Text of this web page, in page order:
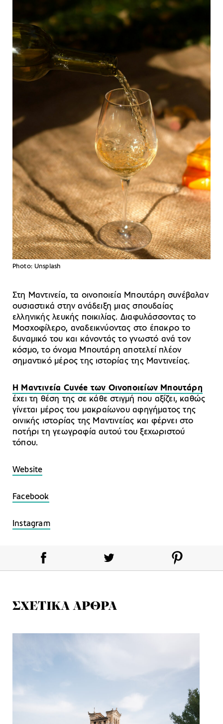
Photo: Unsplash
Στη Μαντινεία, τα οινοποιεία Μπουτάρη συνέβαλαν
ουσιαστικά στην ανάδειξη μιας σπουδαίας
ελληνικής λευκής ποικιλίας. Διαφυλάσσοντας το
Μοσχοφίλερο, αναδεικνύοντας στο έπακρο το
δυναμικό του και κάνοντάς το γνωστό ανά τον
κόσμο, το όνομα Μπουτάρη αποτελεί πλέον
σημαντικό μέρος της ιστορίας της Μαντινείας.
Η Μαντινεία Cuvée των Οινοποιείων Μπουτάρη
έχει τη θέση της σε κάθε στιγμή που αξίζει, καθώς
γίνεται μέρος του μακραίωνου αφηγήματος της
οινικής ιστορίας της Μαντινείας και φέρνει στο
ποτήρι τη γεωγραφία αυτού του ξεχωριστού
τόπου.
Website
Facebook
Instagram
ΣΧΕΤΙΚΑ ΑΡΘΡΑ